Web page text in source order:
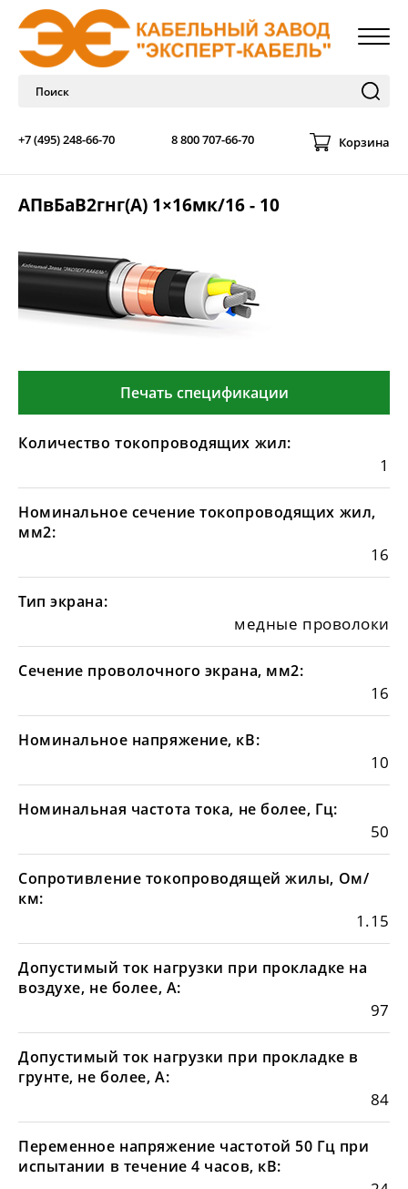
+7 (495) 248-66-70 8 800 707-66-70 Корзина
АПвБаВ2гнг(А) 1×16мк/16 - 10
Печать спецификации
Количество токопроводящих жил:
1
Номинальное сечение токопроводящих жил,
мм2:
16
Тип экрана:
медные проволоки
Сечение проволочного экрана, мм2:
16
Номинальное напряжение, кВ:
10
Номинальная частота тока, не более, Гц:
50
Сопротивление токопроводящей жилы, Ом/
км:
1.15
Допустимый ток нагрузки при прокладке на
воздухе, не более, А:
97
Допустимый ток нагрузки при прокладке в
грунте, не более, А:
84
Переменное напряжение частотой 50 Гц при
испытании в течение 4 часов, кВ: